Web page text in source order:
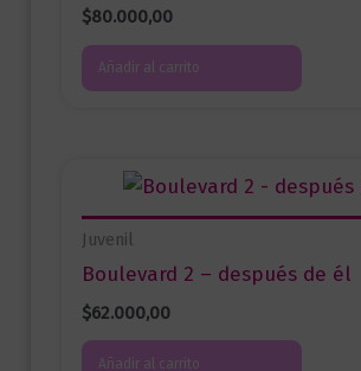
$80.000,00
Añadir al carrito
Juvenil
Boulevard 2 – después de él
$62.000,00
Añadir al carrito